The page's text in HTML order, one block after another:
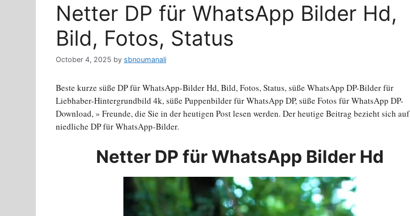
Netter DP für WhatsApp Bilder Hd,
Bild, Fotos, Status
October 4, 2025 by sbnoumanali
Beste kurze süße DP für WhatsApp-Bilder Hd, Bild, Fotos, Status, süße WhatsApp DP-Bilder für
Liebhaber-Hintergrundbild 4k, süße Puppenbilder für WhatsApp DP, süße Fotos für WhatsApp DP-
Download, » Freunde, die Sie in der heutigen Post lesen werden. Der heutige Beitrag bezieht sich auf
niedliche DP für WhatsApp-Bilder.
Netter DP für WhatsApp Bilder Hd